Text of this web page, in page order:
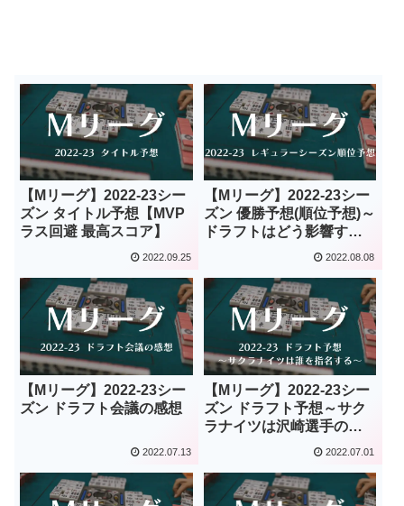
【Mリーグ】2022-23シー
ズン タイトル予想【MVP
ラス回避 最高スコア】
2022.09.25
【Mリーグ】2022-23シー
ズン 優勝予想(順位予想)～
ドラフトはどう影響する
2022.08.08
【Mリーグ】2022-23シー
ズン ドラフト会議の感想
2022.07.13
【Mリーグ】2022-23シー
ズン ドラフト予想～サク
ラナイツは沢崎選手の代
わりに指名する選手は？
2022.07.01